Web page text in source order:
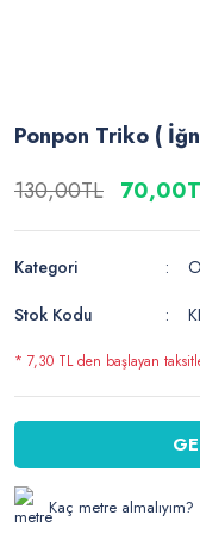
Ponpon Triko (
130,00TL
Kategori
Stok Kodu
* 7,30 TL den başlayan
Kaç metre almalıyım?